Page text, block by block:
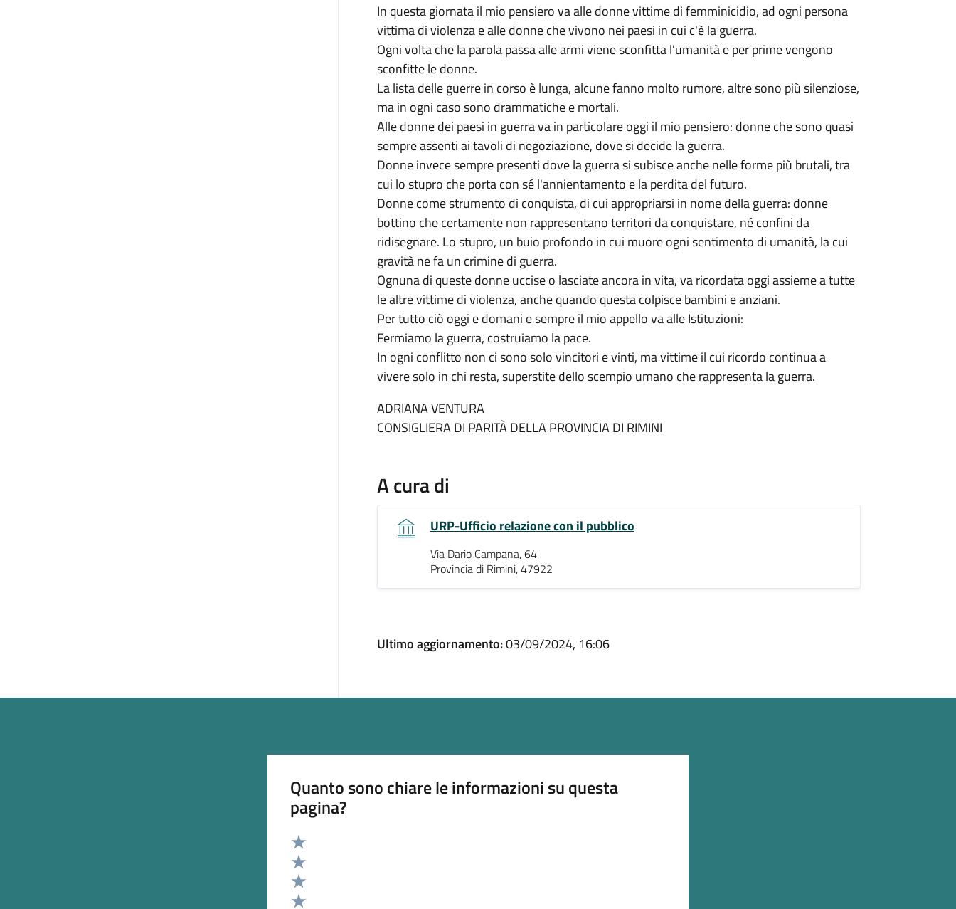
In questa giornata il mio pensiero va alle donne vittime di femminicidio, ad ogni persona
vittima di violenza e alle donne che vivono nei paesi in cui c'è la guerra.
Ogni volta che la parola passa alle armi viene sconfitta l'umanità e per prime vengono
sconfitte le donne.
La lista delle guerre in corso è lunga, alcune fanno molto rumore, altre sono più silenziose,
ma in ogni caso sono drammatiche e mortali.
Alle donne dei paesi in guerra va in particolare oggi il mio pensiero: donne che sono quasi
sempre assenti ai tavoli di negoziazione, dove si decide la guerra.
Donne invece sempre presenti dove la guerra si subisce anche nelle forme più brutali, tra
cui lo stupro che porta con sé l'annientamento e la perdita del futuro.
Donne come strumento di conquista, di cui appropriarsi in nome della guerra: donne
bottino che certamente non rappresentano territori da conquistare, né confini da
ridisegnare. Lo stupro, un buio profondo in cui muore ogni sentimento di umanità, la cui
gravità ne fa un crimine di guerra.
Ognuna di queste donne uccise o lasciate ancora in vita, va ricordata oggi assieme a tutte
le altre vittime di violenza, anche quando questa colpisce bambini e anziani.
Per tutto ciò oggi e domani e sempre il mio appello va alle Istituzioni:
Fermiamo la guerra, costruiamo la pace.
In ogni conflitto non ci sono solo vincitori e vinti, ma vittime il cui ricordo continua a
vivere solo in chi resta, superstite dello scempio umano che rappresenta la guerra.
ADRIANA VENTURA
CONSIGLIERA DI PARITÀ DELLA PROVINCIA DI RIMINI
A cura di
URP-Ufficio relazione con il pubblico
Via Dario Campana, 64
Provincia di Rimini, 47922
Ultimo aggiornamento:03/09/2024, 16:06
Quanto sono chiare le informazioni su questa
pagina?
Valuta 5 stelle su 5
Valuta 4 stelle su 5
Valuta 3 stelle su 5